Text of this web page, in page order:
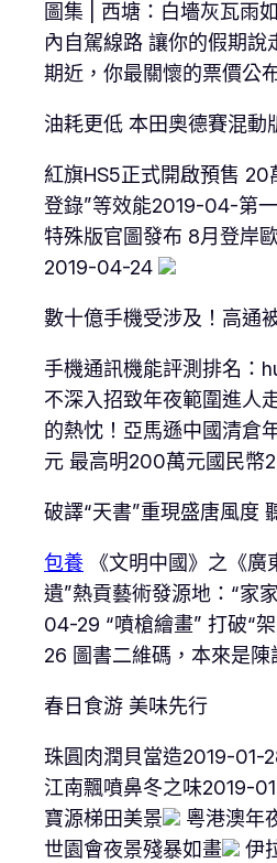
圖集 | 西塘：白墻灰瓦雨
內自駕線路 讓你的假期
期近，你最關懷的票價公
油耗更低 本田奧德賽混動
紅旗HS5正式開啟預售
登錄”等效能2019-04-第
特殊版官圖發布 8月登岸
2019-04-24
數十億手機受涉及！高通
手機通訊機能評測排名：
不深入招致年夜範圍進人
的熱忱！亞馬遜中國清倉
元 最高明200萬元國民幣
破譯“天書”重現盛唐風度
包養 《文明中國》之《廣
遺”熱貢藝術發源地：“家
04-29 “噴槍繪畫” 打破“
26 圖書二維碼，本來是
春日食游 美味先行
珠圓肉潤貝當造2019-01-
江南飄噴鼻冬之味2019-
寶源梯田美景
粵港澳年
世園會夜景殘暴如畫
伊